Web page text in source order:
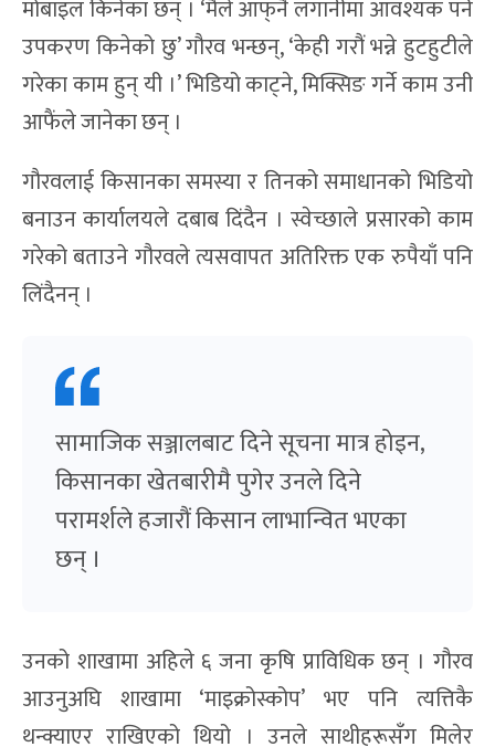
मोबाइल किनेका छन् । ‘मैले आफ्‌नै लगानीमा आवश्यक पर्ने
उपकरण किनेको छु’ गौरव भन्छन्, ‘केही गरौं भन्ने हुटहुटीले
गरेका काम हुन् यी ।’ भिडियो काट्ने, मिक्सिङ गर्ने काम उनी
आफैंले जानेका छन् ।
गौरवलाई किसानका समस्या र तिनको समाधानको भिडियो
बनाउन कार्यालयले दबाब दिंदैन । स्वेच्छाले प्रसारको काम
गरेको बताउने गौरवले त्यसवापत अतिरिक्त एक रुपैयाँ पनि
लिंदैनन् ।
सामाजिक सञ्जालबाट दिने सूचना मात्र होइन,
किसानका खेतबारीमै पुगेर उनले दिने
परामर्शले हजारौं किसान लाभान्वित भएका
छन् ।
उनको शाखामा अहिले ६ जना कृषि प्राविधिक छन् । गौरव
आउनुअघि शाखामा ‘माइक्रोस्कोप’ भए पनि त्यत्तिकै
थन्क्याएर राखिएको थियो । उनले साथीहरूसँग मिलेर